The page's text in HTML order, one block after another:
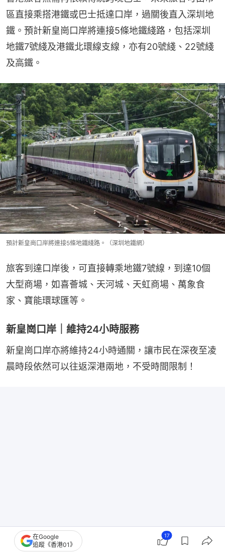
區直接乘搭港鐵或巴士抵達口岸，過關後直入深圳地
鐵。預計新皇崗口岸將連接5條地鐵綫路，包括深圳
地鐵7號綫及港鐵北環線支線，亦有20號綫、22號綫
及高鐵。
預計新皇崗口岸將連接5條地鐵綫路。（深圳地鐵網）
旅客到達口岸後，可直接轉乘地鐵7號線，到達10個
大型商場，如喜薈城、天河城、天虹商場、萬象食
家、寶能環球匯等。
新皇崗口岸｜維持24小時服務
新皇崗口岸亦將維持24小時通關，讓市民在深夜至凌
晨時段依然可以往返深港兩地，不受時間限制！
在Google
追蹤《香港01》
17